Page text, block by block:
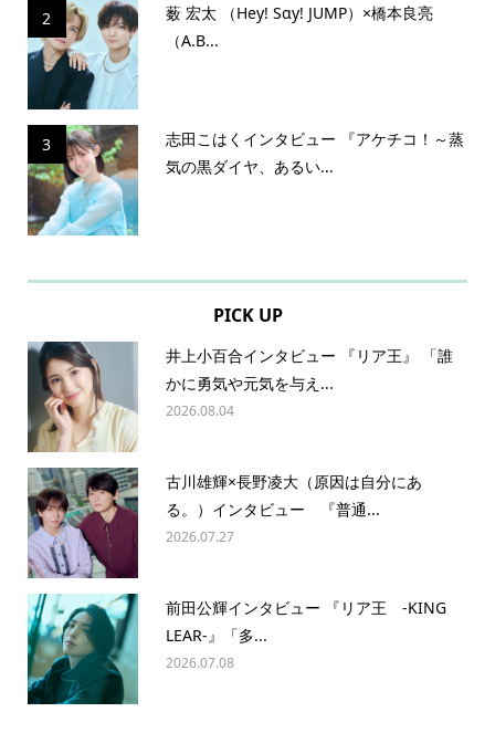
2
薮 宏太 （Hey! Sɑy! JUMP）×橋本良亮
（A.B...
3
志田こはくインタビュー 『アケチコ！～蒸
気の黒ダイヤ、あるい...
PICK UP
井上小百合インタビュー 『リア王』 「誰
かに勇気や元気を与え...
2026.08.04
古川雄輝×長野凌大（原因は自分にあ
る。）インタビュー 『普通...
2026.07.27
前田公輝インタビュー 『リア王 -KING
LEAR-』「多...
2026.07.08